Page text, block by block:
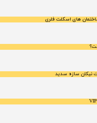
های اسکلت فلری
نیکان سازه سدید